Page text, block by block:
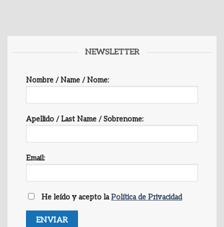
NEWSLETTER
Nombre / Name / Nome:
Apellido / Last Name / Sobrenome:
Email:
He leído y acepto laPolítica de Privacidad